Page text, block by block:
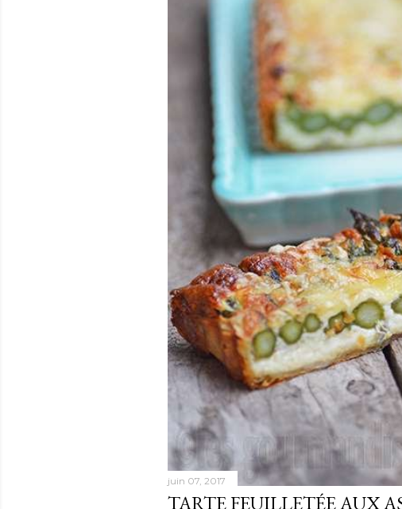
juin 07, 2017
TARTE FEUILLETÉE AUX